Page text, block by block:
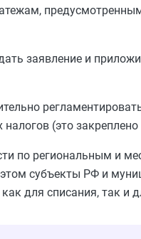
заявление и
(это закреплено
по региональным и
субъекты РФ и
для списания, так и